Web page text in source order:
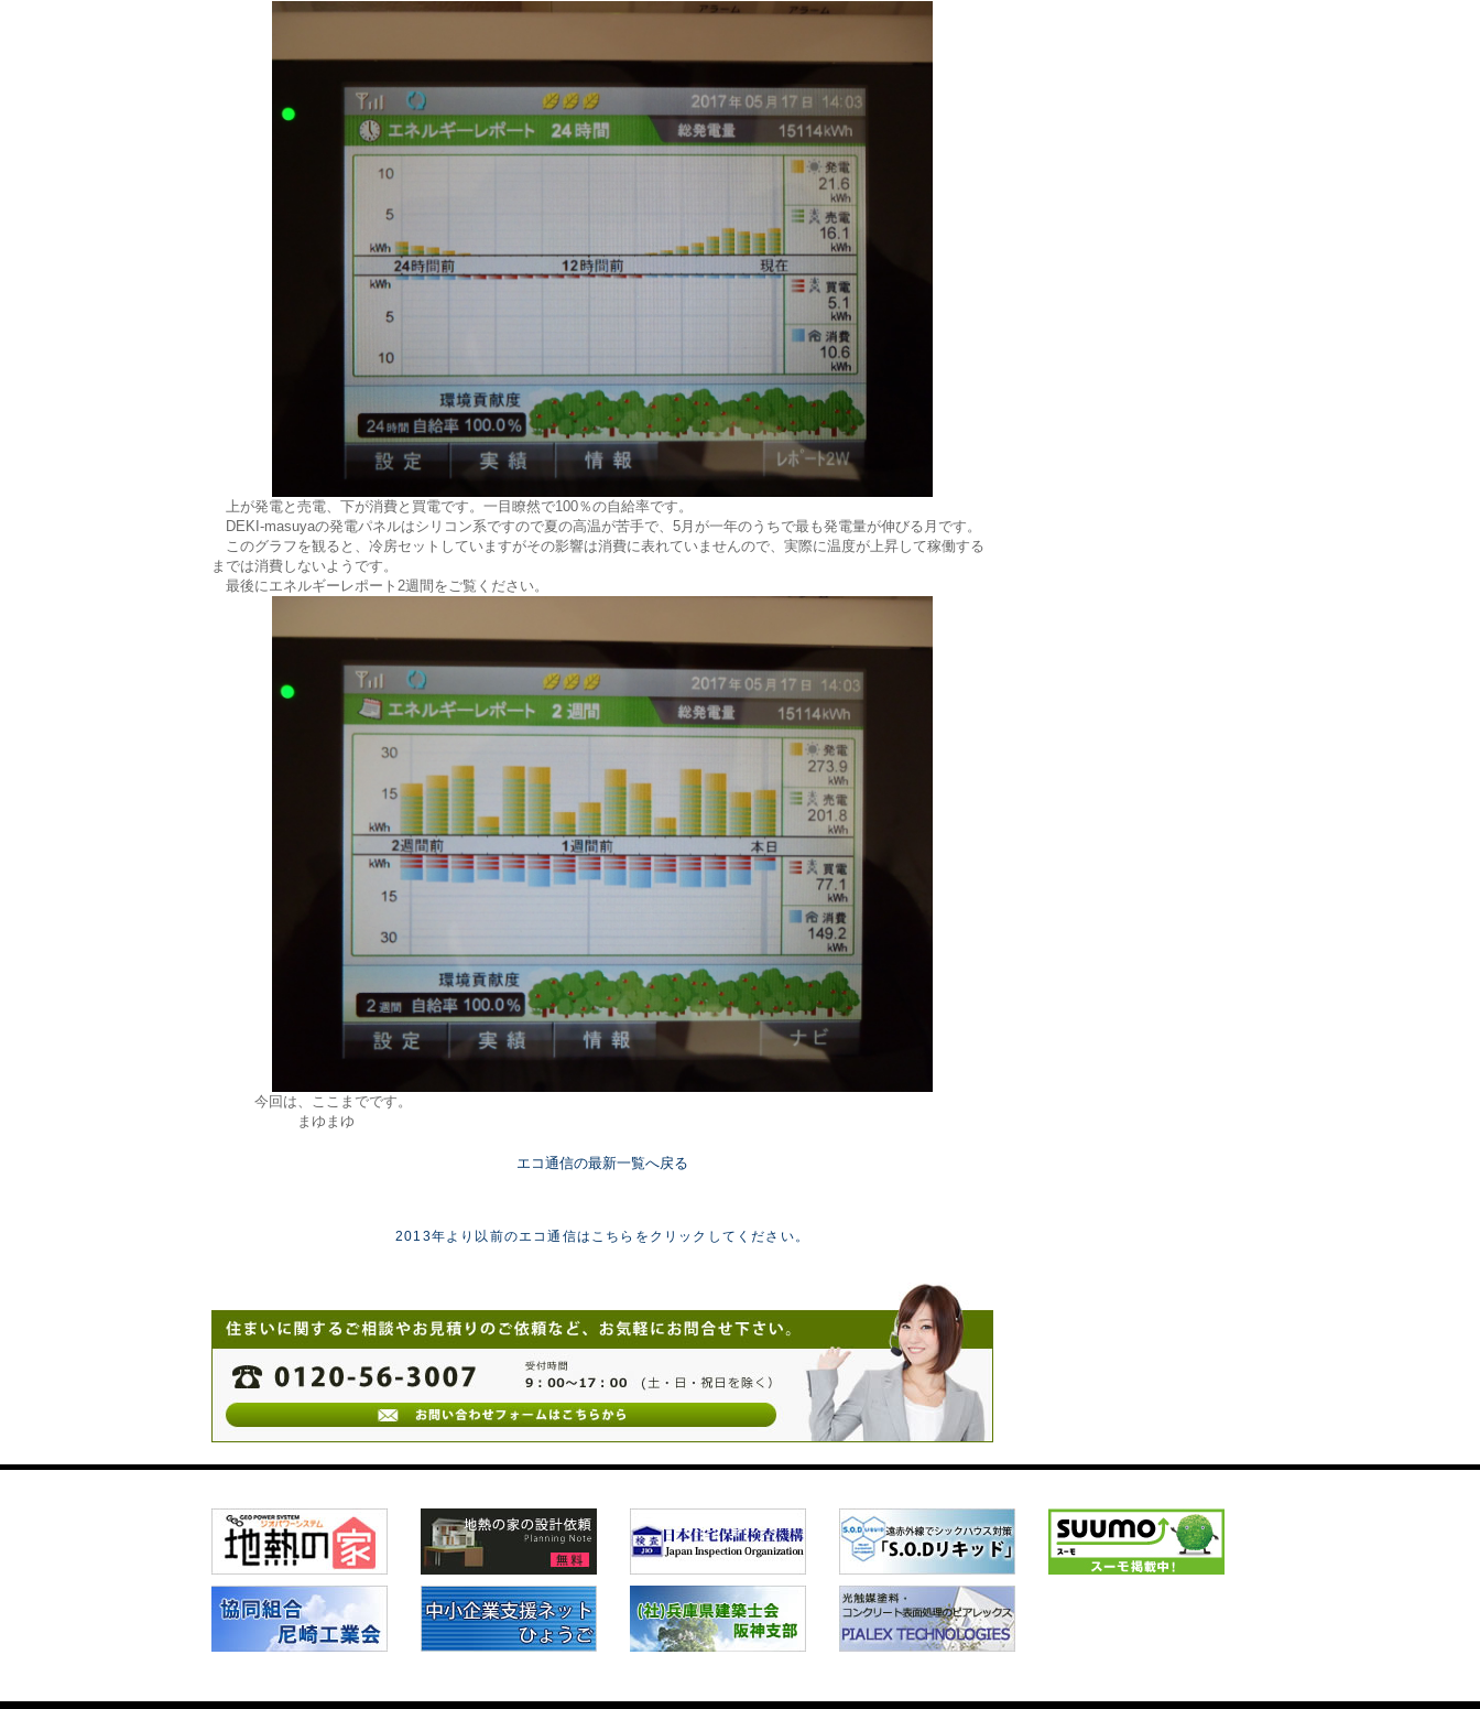
上が発電と売電、下が消費と買電です。一目瞭然で100％の自給率です。
DEKI-masuyaの発電パネルはシリコン系ですので夏の高温が苦手で、5月が一年のうちで最も発電量が伸びる月です。
このグラフを観ると、冷房セットしていますがその影響は消費に表れていませんので、実際に温度が上昇して稼働する
までは消費しないようです。
最後にエネルギーレポート2週間をご覧ください。
今回は、ここまでです。
まゆまゆ
エコ通信の最新一覧へ戻る
2013年より以前のエコ通信はこちらをクリックしてください。